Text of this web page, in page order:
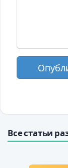
Все статьи